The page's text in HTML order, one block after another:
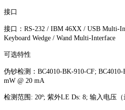
接口
接口：RS-232 / IBM 46XX / USB Multi-
Keyboard Wedge / Wand Multi-Interface
可选特性
伪钞检测：BC4010-BK-910-CF;
mW @ 20 mA
检测范围: 20º; 紫外LE Ds: 8; 输入电压